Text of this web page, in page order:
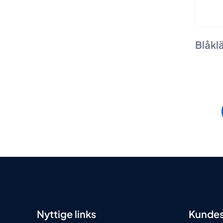
Nyttige links